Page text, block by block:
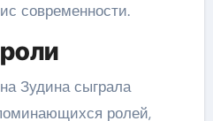
современности.
Зудина сыграла
ролей,